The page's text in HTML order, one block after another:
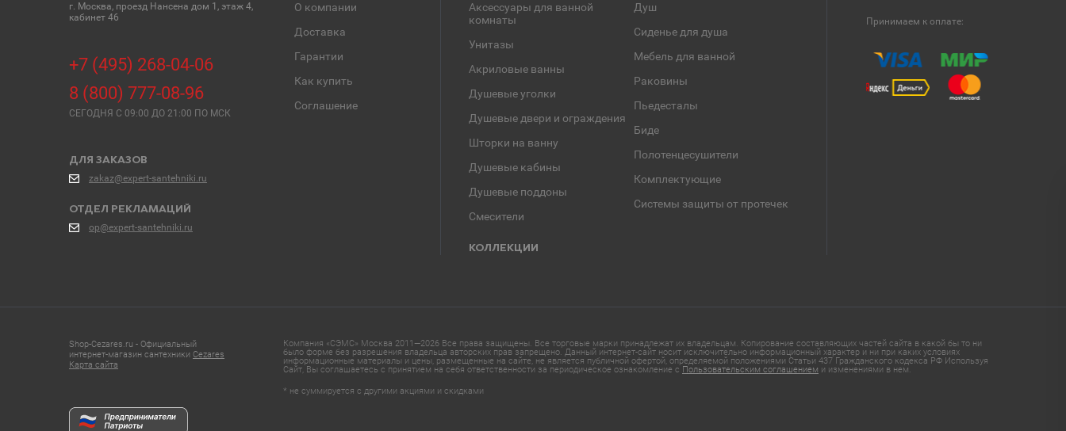
г. Москва, проезд Нансена дом 1, этаж 4,
кабинет 46
+7 (495) 268-04-06
8 (800) 777-08-96
СЕГОДНЯ C 09:00 ДО 21:00 ПО МСК
ДЛЯ ЗАКАЗОВ
zakaz@expert-santehniki.ru
ОТДЕЛ РЕКЛАМАЦИЙ
op@expert-santehniki.ru
О компании
Доставка
Гарантии
Как купить
Соглашение
Аксессуары для ванной
комнаты
Унитазы
Акриловые ванны
Душевые уголки
Душевые двери и ограждения
Шторки на ванну
Душевые кабины
Душевые поддоны
Смесители
Душ
Сиденье для душа
Мебель для ванной
Раковины
Пьедесталы
Биде
Полотенцесушители
Комплектующие
Системы защиты от протечек
КОЛЛЕКЦИИ
Принимаем к оплате:
Shop-Cezares.ru - Официальный
интернет-магазин сантехники Cezares
Карта сайта
Компания «СЭМС» Москва 2011—2026 Все права защищены. Все торговые марки принадлежат их владельцам. Копирование составляющих частей сайта в какой бы то ни
было форме без разрешения владельца авторских прав запрещено. Данный интернет-сайт носит исключительно информационный характер и ни при каких условиях
информационные материалы и цены, размещенные на сайте, не является публичной офертой, определяемой положениями Статьи 437 Гражданского кодекса РФ Используя
Сайт, Вы соглашаетесь с принятием на себя ответственности за периодическое ознакомление с Пользовательским соглашением и изменениями в нем.
* не суммируется с другими акциями и скидками